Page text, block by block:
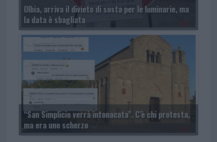
Olbia, arriva il divieto di sosta per le luminarie, ma
la data è sbagliata
“San Simplicio verrà intonacata”. C’è chi protesta,
ma era uno scherzo